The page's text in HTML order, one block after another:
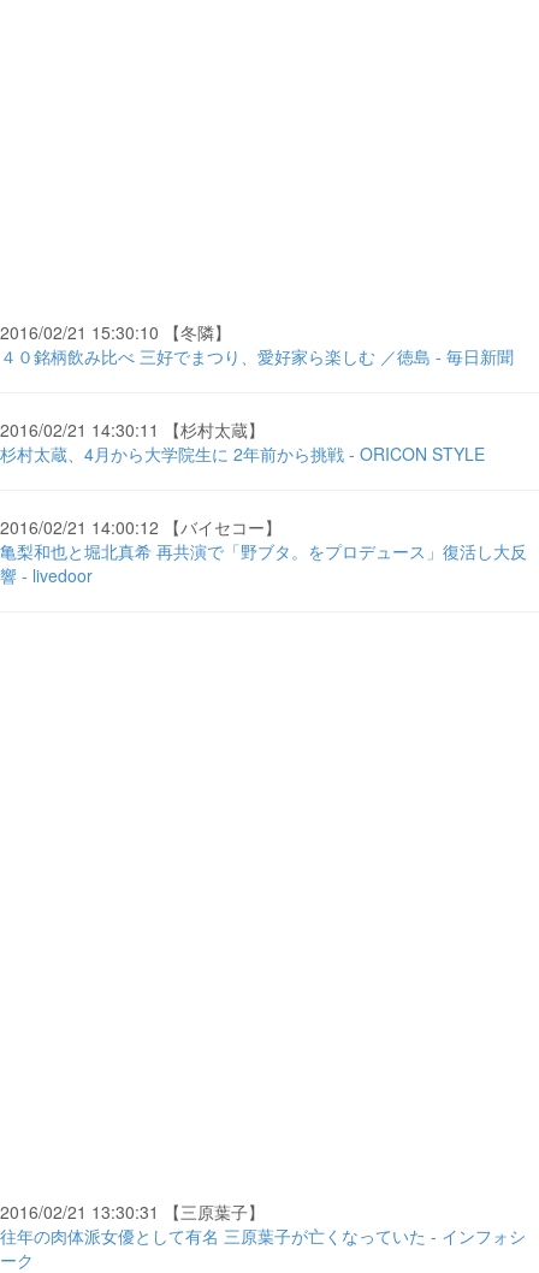
2016/02/21 15:30:10 【冬隣】
４０銘柄飲み比べ 三好でまつり、愛好家ら楽しむ ／徳島 - 毎日新聞
2016/02/21 14:30:11 【杉村太蔵】
杉村太蔵、4月から大学院生に 2年前から挑戦 - ORICON STYLE
2016/02/21 14:00:12 【バイセコー】
亀梨和也と堀北真希 再共演で「野ブタ。をプロデュース」復活し大反
響 - livedoor
2016/02/21 13:30:31 【三原葉子】
往年の肉体派女優として有名 三原葉子が亡くなっていた - インフォシ
ーク